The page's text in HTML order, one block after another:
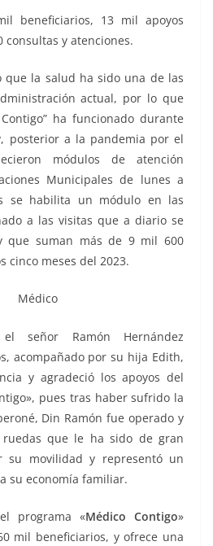
beneficiarios, 13 mil apoyos
consultas y atenciones.
que la salud ha sido una de las
actual, por lo que
ha funcionado durante
posterior a la pandemia por el
módulos de atención
Municipales de lunes a
se habilita un módulo en las
a las visitas que a diario se
que suman más de 9 mil 600
cinco meses del 2023.
señor Ramón Hernández
acompañado por su hija Edith,
y agradeció los apoyos del
pues tras haber sufrido la
Din Ramón fue operado y
que le ha sido de gran
su movilidad y representó un
su economía familiar.
programa «Médico Contigo»
mil beneficiarios, y ofrece una